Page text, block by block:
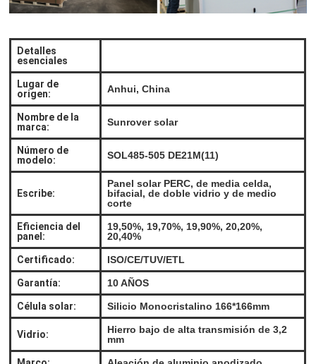
Detalles
esenciales
Lugar de
origen:
Anhui, China
Nombre de la
marca:
Sunrover solar
Número de
modelo:
SOL485-505 DE21M(11)
Escribe:
Panel solar PERC, de media celda,
bifacial, de doble vidrio y de medio
corte
Eficiencia del
panel:
19,50%, 19,70%, 19,90%, 20,20%,
20,40%
Certificado: ISO/CE/TUV/ETL
Garantía: 10 AÑOS
Célula solar: Silicio Monocristalino 166*166mm
Vidrio:
Hierro bajo de alta transmisión de 3,2
mm